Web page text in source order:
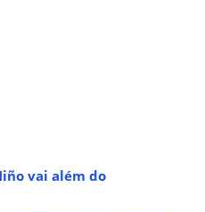
vai além do